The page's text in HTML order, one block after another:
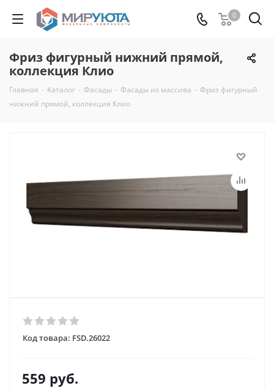
0
Фриз фигурный нижний прямой,
коллекция Клио
Главная - Каталог - Фасады - Фасады из массива - Фриз фигурный
нижний прямой, коллекция Клио
Код товара: FSD.26022
559 руб.